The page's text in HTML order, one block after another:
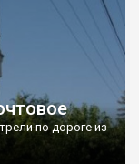
по дороге из